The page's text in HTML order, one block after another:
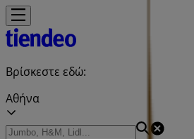
Βρίσκεστε εδώ:
Αθήνα